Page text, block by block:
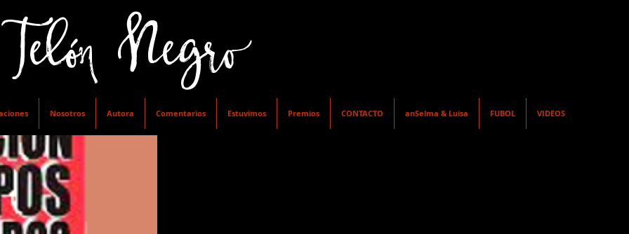
Negro
Nosotros Autora Comentarios Estuvimos Premios CONTACTO anSelma & Luisa FUBOL VIDEOS